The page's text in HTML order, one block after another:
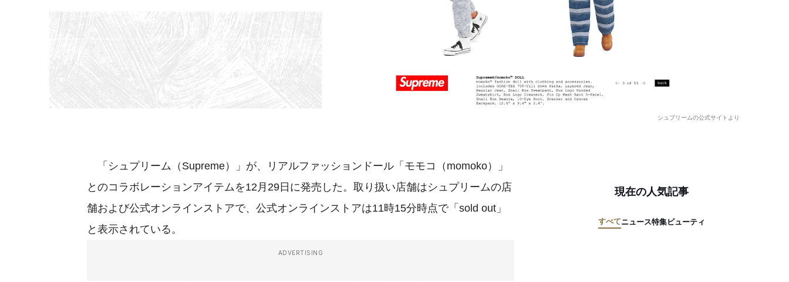
シュプリームの公式サイトより
「シュプリーム（Supreme）」が、リアルファッションドール「モモコ（momoko）」
とのコラボレーションアイテムを12月29日に発売した。取り扱い店舗はシュプリームの店
舗および公式オンラインストアで、公式オンラインストアは11時15分時点で「sold out」
と表示されている。
ADVERTISING
現在の人気記事
すべてニュース特集ビューティ